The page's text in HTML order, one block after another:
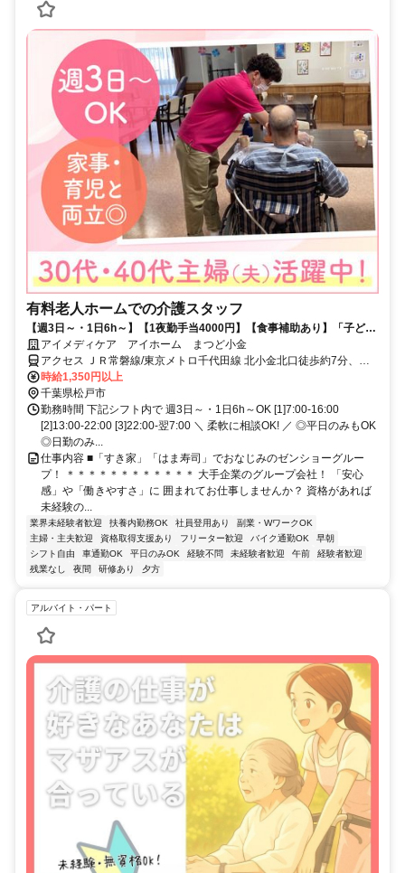
有料老人ホームでの介護スタッフ
【週3日～・1日6h～】【1夜勤手当4000円】【食事補助あり】「子ども
の予定と合わせたい」「ブランクがあるから少しずつ慣れたい」など、
シフトの相談は柔軟に相談OK♪Wワークも歓迎します!ライフスタイルに
合わせて活躍したい方にピッタリ◎ゼンショーグループのサービスのノ
ウハウを活かしたレクリエーションは、種類が豊富＆ユニークなのが自
慢♪利用者さまの笑顔や思い出づくりに貢献しやすい環境づくりをバック
アップします。
アイメディケア アイホーム まつど小金
アクセス ＪＲ常磐線/東京メトロ千代田線 北小金北口徒歩約7分、Ｊ
Ｒ武蔵野常磐連絡線 北小金北口徒歩約7分、流鉄流山線 小金城趾東口
徒歩約12分
時給1,350円以上
千葉県松戸市
勤務時間 下記シフト内で 週3日～・1日6h～OK [1]7:00-16:00
[2]13:00-22:00 [3]22:00-翌7:00 ＼ 柔軟に相談OK! ／ ◎平日のみもOK
◎日勤のみ...
仕事内容 ■「すき家」「はま寿司」でおなじみのゼンショーグルー
プ！ ＊＊＊＊＊＊＊＊＊＊＊＊ 大手企業のグループ会社！ 「安心
感」や「働きやすさ」に 囲まれてお仕事しませんか？ 資格があれば
未経験の...
業界未経験者歓迎 扶養内勤務OK 社員登用あり
副業・WワークOK
主婦・主夫歓迎
資格取得支援あり フリーター歓迎 バイク通勤OK
早朝
シフト自由
車通勤OK 平日のみOK 経験不問 未経験者歓迎 午前
経験者歓迎
残業なし
夜間 研修あり 夕方
アルバイト・パート